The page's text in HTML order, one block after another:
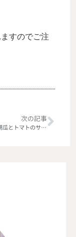
すのでご注
次の記事
鶏ハム、叩き胡瓜とトマトのサラダにえごま油と柑橘オイル